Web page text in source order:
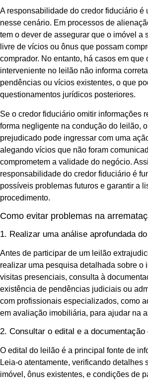
A responsabilidade do credor fiduciário é
nesse cenário. Em processos de
tem o dever de assegurar que o imóvel a
livre de vícios ou ônus que possam
comprador. No entanto, há casos em que
interveniente no leilão não informa
pendências ou vícios existentes, o que
questionamentos jurídicos posteriores.
Se o credor fiduciário omitir informações
forma negligente na condução do leilão,
prejudicado pode ingressar com uma
alegando vícios que não foram
comprometem a validade do negócio.
responsabilidade do credor fiduciário é
possíveis problemas futuros e garantir a
procedimento.
Como evitar problemas na
1. Realizar uma análise aprofundada do
Antes de participar de um leilão
realizar uma pesquisa detalhada sobre o
visitas presenciais, consulta à
existência de pendências judiciais ou
com profissionais especializados, como
em avaliação imobiliária, para ajudar na
2. Consultar o edital e a documentação
O edital do leilão é a principal fonte de
Leia-o atentamente, verificando detalhes
imóvel, ônus existentes, e condições de